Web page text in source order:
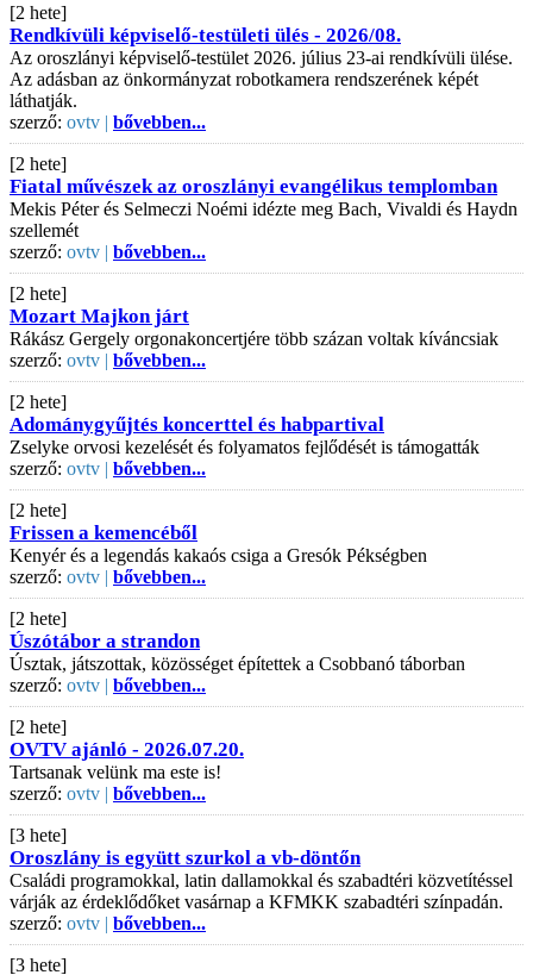
[2 hete]
Rendkívüli képviselő-testületi ülés - 2026/08.
Az oroszlányi képviselő-testület 2026. július 23-ai rendkívüli ülése.
Az adásban az önkormányzat robotkamera rendszerének képét
láthatják.
szerző: ovtv | bővebben...
[2 hete]
Fiatal művészek az oroszlányi evangélikus templomban
Mekis Péter és Selmeczi Noémi idézte meg Bach, Vivaldi és Haydn
szellemét
szerző: ovtv | bővebben...
[2 hete]
Mozart Majkon járt
Rákász Gergely orgonakoncertjére több százan voltak kíváncsiak
szerző: ovtv | bővebben...
[2 hete]
Adománygyűjtés koncerttel és habpartival
Zselyke orvosi kezelését és folyamatos fejlődését is támogatták
szerző: ovtv | bővebben...
[2 hete]
Frissen a kemencéből
Kenyér és a legendás kakaós csiga a Gresók Pékségben
szerző: ovtv | bővebben...
[2 hete]
Úszótábor a strandon
Úsztak, játszottak, közösséget építettek a Csobbanó táborban
szerző: ovtv | bővebben...
[2 hete]
OVTV ajánló - 2026.07.20.
Tartsanak velünk ma este is!
szerző: ovtv | bővebben...
[3 hete]
Oroszlány is együtt szurkol a vb-döntőn
Családi programokkal, latin dallamokkal és szabadtéri közvetítéssel
várják az érdeklődőket vasárnap a KFMKK szabadtéri színpadán.
szerző: ovtv | bővebben...
[3 hete]